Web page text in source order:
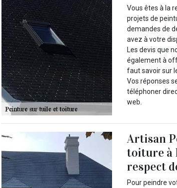
Vous êtes à la
projets de
demandes de
avez à votre
Les devis que
également à
faut savoir sur
Vos réponses
téléphoner
web.
Artisan
toiture à
respect
Pour peindre